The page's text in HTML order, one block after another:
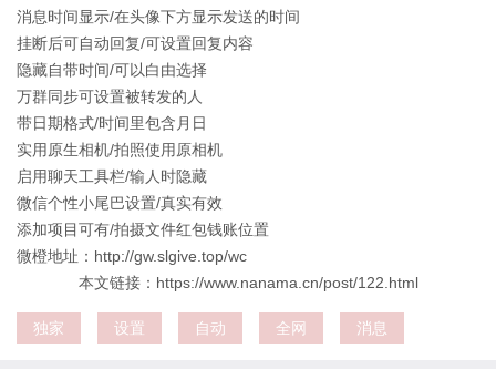
消息时间显示/在头像下方显示发送的时间
挂断后可自动回复/可设置回复内容
隐藏自带时间/可以白由选择
万群同步可设置被转发的人
带日期格式/时间里包含月日
实用原生相机/拍照使用原相机
启用聊天工具栏/输人时隐藏
微信个性小尾巴设置/真实有效
添加项目可有/拍摄文件红包钱账位置
微橙地址：http://gw.slgive.top/wc
本文链接：https://www.nanama.cn/post/122.html
独家 设置 自动 全网 消息